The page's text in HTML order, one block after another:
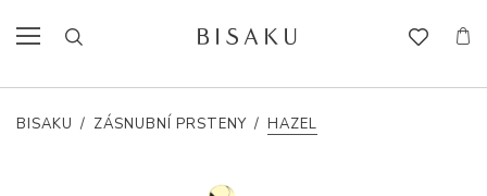
BISAKU / ZÁSNUBNÍ PRSTENY / HAZEL